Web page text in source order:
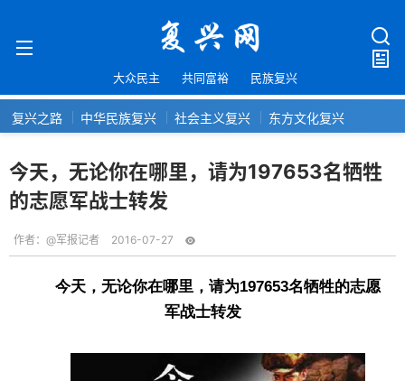
大众民主 共同富裕 民族复兴
复兴之路 中华民族复兴 社会主义复兴 东方文化复兴
今天，无论你在哪里，请为197653名牺牲
的志愿军战士转发
作者： @军报记者 2016-07-27
今天，无论你在哪里，请为197653名牺牲的志愿
军战士转发